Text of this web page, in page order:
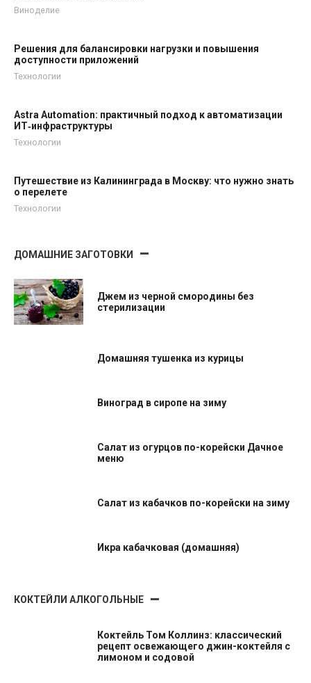
Виноделие
Решения для балансировки нагрузки и повышения
доступности приложений
Технологии
Astra Automation: практичный подход к автоматизации
ИТ‑инфраструктуры
Технологии
Путешествие из Калининграда в Москву: что нужно знать
о перелете
Технологии
ДОМАШНИЕ ЗАГОТОВКИ
Джем из черной смородины без
стерилизации
Домашняя тушенка из курицы
Виноград в сиропе на зиму
Салат из огурцов по-корейски Дачное
меню
Салат из кабачков по-корейски на зиму
Икра кабачковая (домашняя)
КОКТЕЙЛИ АЛКОГОЛЬНЫЕ
Коктейль Том Коллинз: классический
рецепт освежающего джин-коктейля с
лимоном и содовой